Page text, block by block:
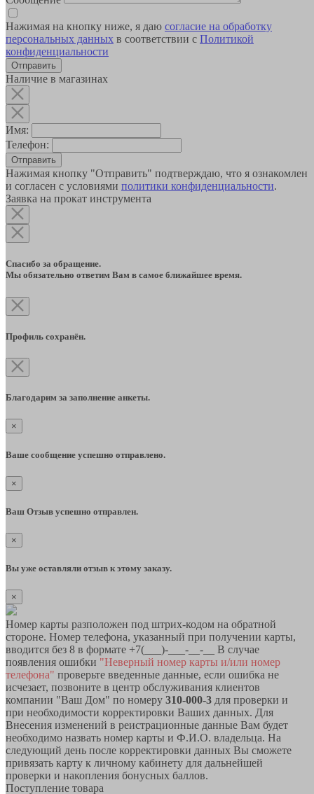
Нажимая на кнопку ниже, я даю согласие на обработку
персональных данных в соответствии с Политикой
конфиденциальности
Наличие в магазинах
Имя:
Телефон:
Отправить
Нажимая кнопку "Отправить" подтверждаю, что я ознакомлен
и согласен с условиями политики конфиденциальности.
Заявка на прокат инструмента
Спасибо за обращение.
Мы обязательно ответим Вам в самое ближайшее время.
Профиль сохранён.
Благодарим за заполнение анкеты.
×
Ваше сообщение успешно отправлено.
×
Ваш Отзыв успешно отправлен.
×
Вы уже оставляли отзыв к этому заказу.
×
Номер карты разположен под штрих-кодом на обратной
стороне. Номер телефона, указанный при получении карты,
вводится без 8 в формате +7(___)-___-__-__ В случае
появления ошибки "Неверный номер карты и/или номер
телефона" проверьте введенные данные, если ошибка не
исчезает, позвоните в центр обслуживания клиентов
компании "Ваш Дом" по номеру 310-000-3 для проверки и
при необходимости корректировки Ваших данных. Для
Внесения изменений в реистрационные данные Вам будет
необходимо назвать номер карты и Ф.И.О. владельца. На
следующий день после корректировки данных Вы сможете
привязать карту к личному кабинету для дальнейшей
проверки и накопления бонусных баллов.
Поступление товара